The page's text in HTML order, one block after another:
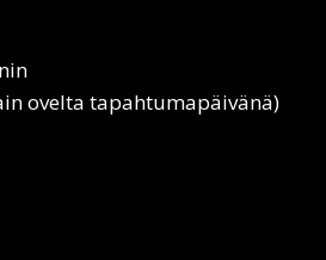
ovelta tapahtumapäivänä)